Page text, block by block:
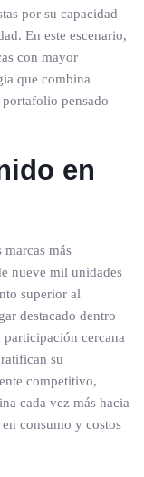
por su capacidad
En este escenario,
con mayor
que combina
pensado
en
más
nueve mil unidades
superior al
destacado dentro
participación cercana
su
competitivo,
cada vez más hacia
consumo y costos